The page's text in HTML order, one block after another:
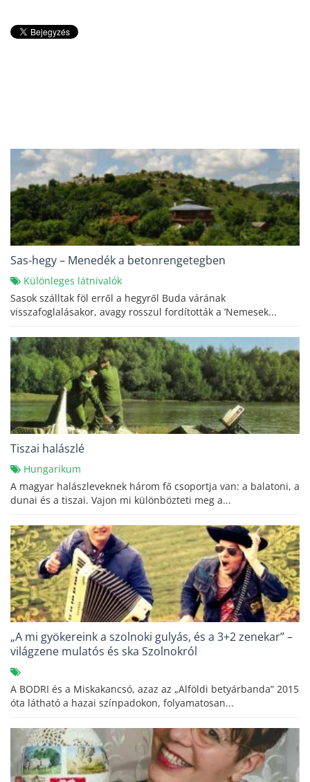
Sas-hegy – Menedék a betonrengetegben
Különleges látnivalók
Sasok szálltak föl erről a hegyről Buda várának
visszafoglalásakor, avagy rosszul fordították a ’Nemesek...
Tiszai halászlé
Hungarikum
A magyar halászleveknek három fő csoportja van: a balatoni, a
dunai és a tiszai. Vajon mi különbözteti meg a...
„A mi gyökereink a szolnoki gulyás, és a 3+2 zenekar” –
világzene mulatós és ska Szolnokról
A BODRI és a Miskakancsó, azaz az „Alföldi betyárbanda” 2015
óta látható a hazai színpadokon, folyamatosan...